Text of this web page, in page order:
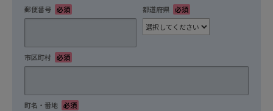
郵便番号 必須 都道府県 必須
市区町村 必須
町名・番地 必須